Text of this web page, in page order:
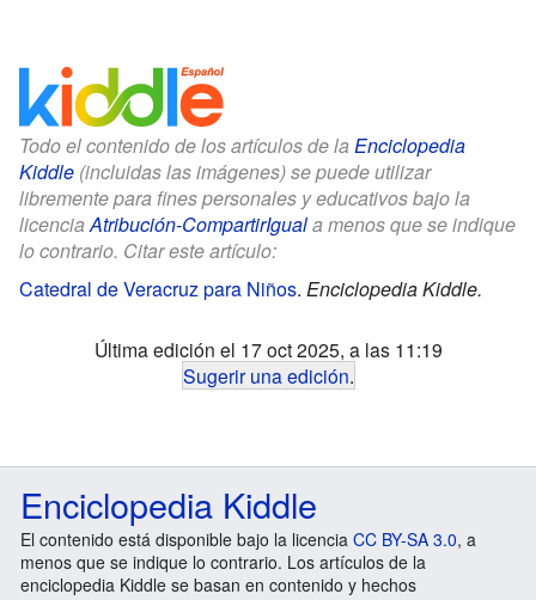
Todo el contenido de los artículos de la Enciclopedia
Kiddle (incluidas las imágenes) se puede utilizar
libremente para fines personales y educativos bajo la
licenciaAtribución-CompartirIguala menos que se indique
lo contrario. Citar este artículo:
Catedral de Veracruz para Niños. Enciclopedia Kiddle.
Última edición el 17 oct 2025, a las 11:19
Sugerir una edición.
Enciclopedia Kiddle
El contenido está disponible bajo la licencia CC BY-SA 3.0, a
menos que se indique lo contrario. Los artículos de la
enciclopedia Kiddle se basan en contenido y hechos